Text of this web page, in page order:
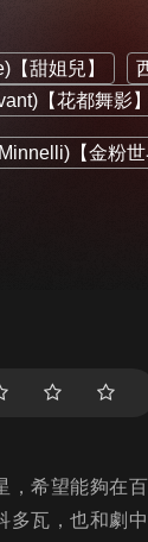
甜姐兒】
【花都舞影】
【金粉世
希望能夠在
多瓦，也和劇